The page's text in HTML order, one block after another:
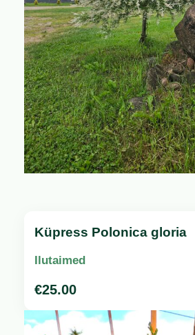
Küpress Polonica gloria
Ilutaimed
€25.00